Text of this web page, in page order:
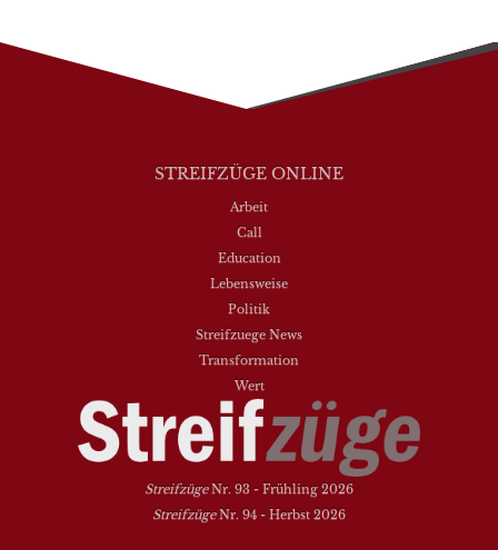
STREIFZÜGE ONLINE
Arbeit
Call
Education
Lebensweise
Politik
Streifzuege News
Transformation
Wert
StreifzügeNr. 93 - Frühling 2026
StreifzügeNr. 94 - Herbst 2026